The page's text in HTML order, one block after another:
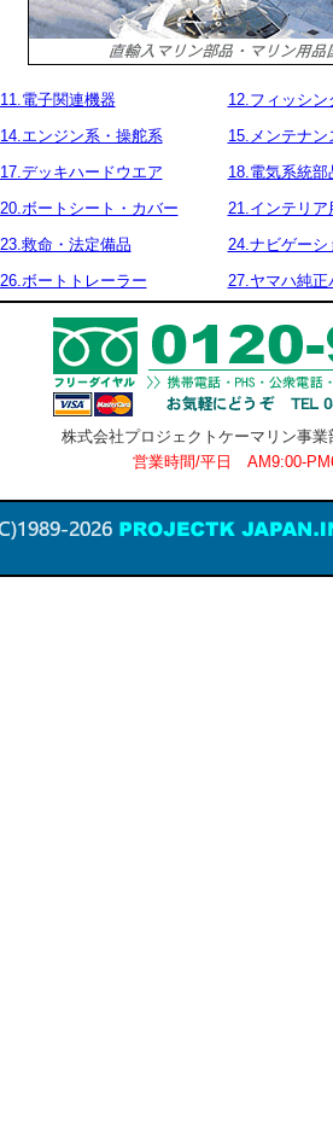
11.電子関連機器
12.フィッシン
14.エンジン系・操舵系
15.メンテナン
17.デッキハードウエア
18.電気系統部
20.ボートシート・カバー
21.インテリア
23.救命・法定備品
24.ナビゲーシ
26.ボートトレーラー
27.ヤマハ純正
株式会社プロジェクトケーマリン事
営業時間/平日 AM9:00-